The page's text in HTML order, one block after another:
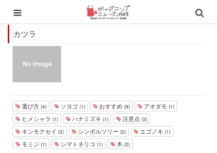
カツラ
選び方 (4) ソヨゴ (1) おすすめ (9) アオダモ (1)
ヒメシャラ (1) ハナミズキ (1) 注意点 (3)
キンモクセイ (3) シンボルツリー (2) エゴノキ (1)
モミジ (1) シマトネリコ (1) 木 (2)